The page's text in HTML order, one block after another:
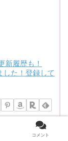
新履歴も！
した！登録して
コメント